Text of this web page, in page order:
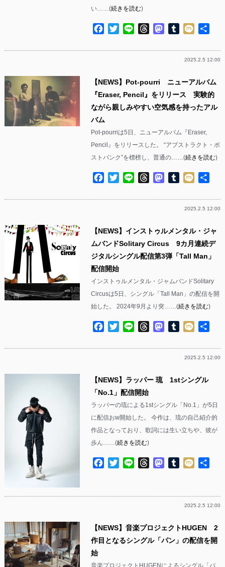
い……(続きを読む)
Facebook
TwitterLine ThreadsMastodon
Tumblr
Mixi
2025.2.5 12:00
【NEWS】Pot-pourri ニューアルバム
『Eraser, Pencil』をリリース 実験的
ながら親しみやすい空気感を持ったアル
バム
Pot-pourriは5日、ニューアルバム『Eraser,
Pencil』をリリースした。 “アブストラクト・ポ
ストパンク”を標榜し、普通の……(続きを読む)
Facebook
TwitterLine ThreadsMastodon
Tumblr
Mixi
2025.2.5 12:00
【NEWS】インストゥルメンタル・ジャ
ムバンドSolitary Circus 9カ月連続デ
ジタルシングル配信第3弾「Tall Man」
配信開始
インストゥルメンタル・ジャムバンドSolitary
Circusは5日、シングル「Tall Man」の配信を開
始した。 2024年9⽉より突……(続きを読む)
Facebook
TwitterLine ThreadsMastodon
Tumblr
Mixi
2025.2.5 12:00
【NEWS】ラッパー 琉 1stシングル
「No.1」配信開始
ラッパーの琉による1stシングル「No.1」が5日
に配信おw開始した。 今作は、琉の自己紹介的
作品となっており、歌詞には生い立ちや、彼が
歩ん……(続きを読む)
Facebook
TwitterLine ThreadsMastodon
Tumblr
Mixi
2025.2.5 12:00
【NEWS】音楽プロジェクトHUGEN 2
作目となるシングル「パン」の配信を開
始
音楽プロジェクトHUGENによるシングル「パ